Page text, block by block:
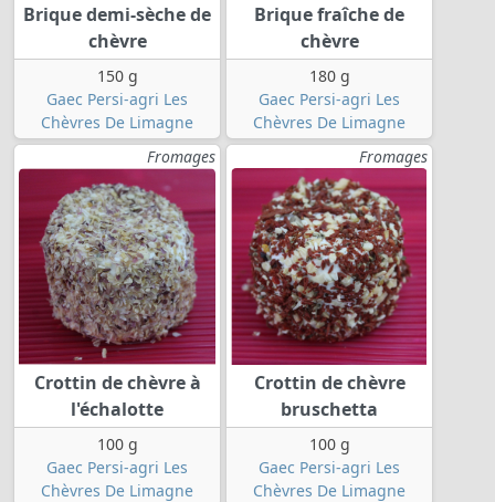
Brique demi-sèche de
chèvre
150 g
Gaec Persi-agri Les
Chèvres De Limagne
Brique fraîche de
chèvre
180 g
Gaec Persi-agri Les
Chèvres De Limagne
Fromages
Crottin de chèvre à
l'échalotte
100 g
Gaec Persi-agri Les
Chèvres De Limagne
Fromages
Crottin de chèvre
bruschetta
100 g
Gaec Persi-agri Les
Chèvres De Limagne